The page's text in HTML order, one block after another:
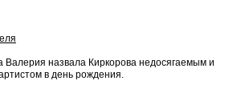
Валерия назвала Киркорова недосягаемым и
в день рождения.